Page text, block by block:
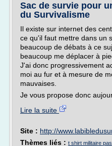
Sac de survie pour
du Survivalisme
Il existe sur internet des
ce qu'il faut mettre dans un
beaucoup de débats à ce
beaucoup me déplacer à
J'ai donc progressivement
moi au fur et à mesure de
mauvaises.
Je vous propose donc
Lire la suite
Site : http://
Thèmes liés : t shirt militaire